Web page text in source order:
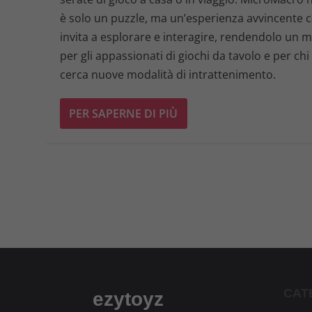
è solo un puzzle, ma un’esperienza avvincente
invita a esplorare e interagire, rendendolo un
per gli appassionati di giochi da tavolo e per chi
cerca nuove modalità di intrattenimento.
PER SAPERNE DI PIÙ
ezytoyz